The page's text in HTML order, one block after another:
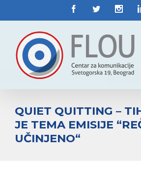
QUIET QUITTING –
JE TEMA EMISIJE
UČINJENO“